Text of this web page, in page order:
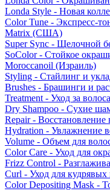
Londa Style - Новая
Color Tune - Экспресс-
Matrix (США)
Super Sync - Щелочной
SoColor - Стойкое
Moroccanoil (Израиль)
Styling - Стайлинг и
Brushes - Брашинги и
Treatment - Уход за
Dry Shampoo - Сухие
Repair - Восстановление
Hydration - Увлажнение
Volume - Объем для
Color Care - Уход для
Frizz Control -
Curl - Уход для кудрявых
Color Depositing Mask -